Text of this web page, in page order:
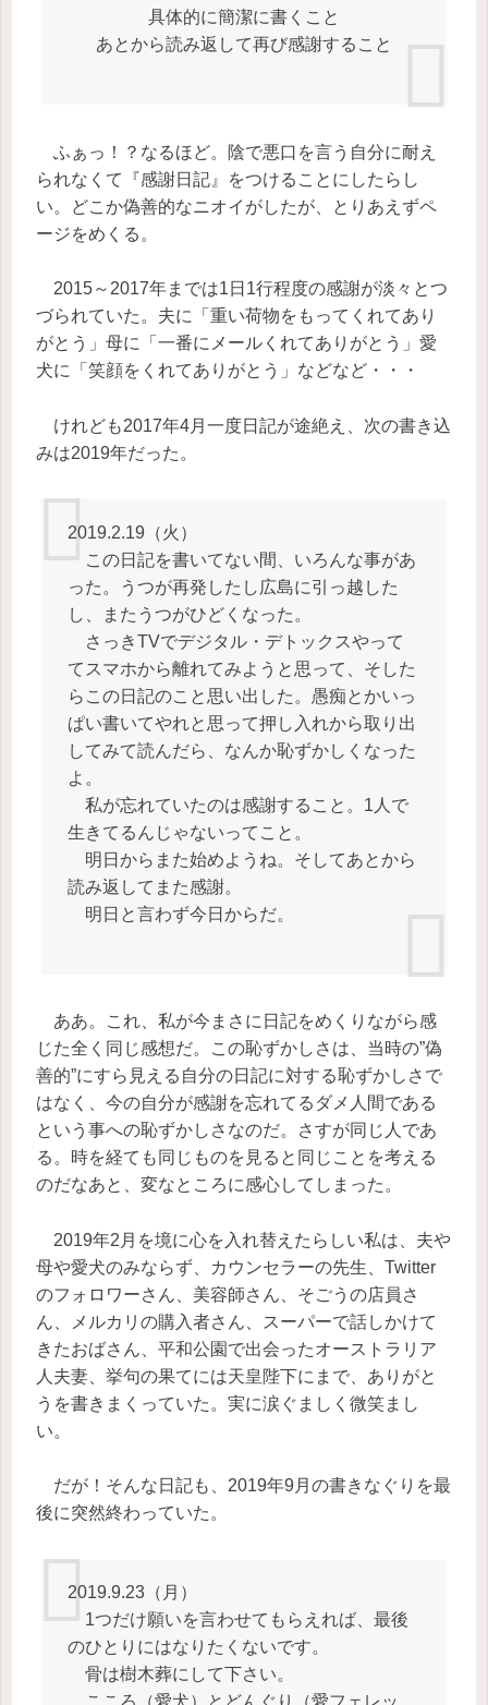
具体的に簡潔に書くこと
あとから読み返して再び感謝すること
ふぁっ！？なるほど。陰で悪口を言う自分に耐え
られなくて『感謝日記』をつけることにしたらし
い。どこか偽善的なニオイがしたが、とりあえずペ
ージをめくる。
2015～2017年までは1日1行程度の感謝が淡々とつ
づられていた。夫に「重い荷物をもってくれてあり
がとう」母に「一番にメールくれてありがとう」愛
犬に「笑顔をくれてありがとう」などなど・・・
けれども2017年4月一度日記が途絶え、次の書き込
みは2019年だった。
2019.2.19（火）
この日記を書いてない間、いろんな事があ
った。うつが再発したし広島に引っ越した
し、またうつがひどくなった。
さっきTVでデジタル・デトックスやって
てスマホから離れてみようと思って、そした
らこの日記のこと思い出した。愚痴とかいっ
ぱい書いてやれと思って押し入れから取り出
してみて読んだら、なんか恥ずかしくなった
よ。
私が忘れていたのは感謝すること。1人で
生きてるんじゃないってこと。
明日からまた始めようね。そしてあとから
読み返してまた感謝。
明日と言わず今日からだ。
ああ。これ、私が今まさに日記をめくりながら感
じた全く同じ感想だ。この恥ずかしさは、当時の”偽
善的”にすら見える自分の日記に対する恥ずかしさで
はなく、今の自分が感謝を忘れてるダメ人間である
という事への恥ずかしさなのだ。さすが同じ人であ
る。時を経ても同じものを見ると同じことを考える
のだなあと、変なところに感心してしまった。
2019年2月を境に心を入れ替えたらしい私は、夫や
母や愛犬のみならず、カウンセラーの先生、Twitter
のフォロワーさん、美容師さん、そごうの店員さ
ん、メルカリの購入者さん、スーパーで話しかけて
きたおばさん、平和公園で出会ったオーストラリア
人夫妻、挙句の果てには天皇陛下にまで、ありがと
うを書きまくっていた。実に涙ぐましく微笑まし
い。
だが！そんな日記も、2019年9月の書きなぐりを最
後に突然終わっていた。
2019.9.23（月）
1つだけ願いを言わせてもらえれば、最後
のひとりにはなりたくないです。
骨は樹木葬にして下さい。